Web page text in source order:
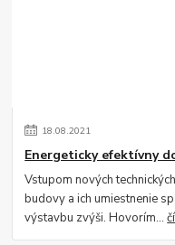
18.08.2021
Energeticky efektívny
Vstupom nových
budovy a ich umiestnenie
výstavbu zvýši. Hovorím...